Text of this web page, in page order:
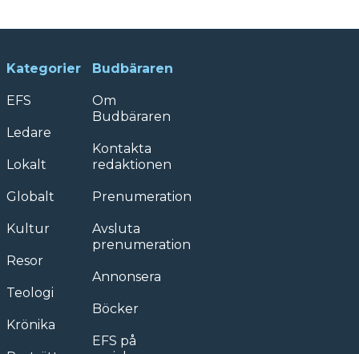
Kategorier
EFS
Ledare
Lokalt
Globalt
Kultur
Resor
Teologi
Krönika
Budbäraren
Om
Budbäraren
Kontakta
redaktionen
Prenumeration
Avsluta
prenumeration
Annonsera
Böcker
EFS på